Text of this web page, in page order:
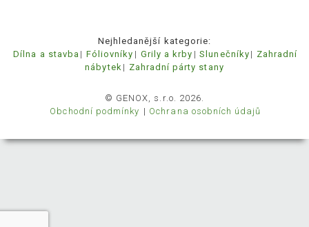
Nejhledanější kategorie:
Dílna a stavba
Fóliovníky Grily a krby Slunečníky
Zahradní
nábytek
Zahradní párty stany
© GENOX, s.r.o. 2026.
Obchodní podmínky
Ochrana osobních údajů